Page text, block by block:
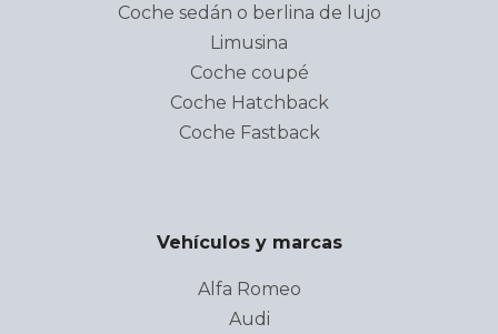
Coche sedán o berlina de lujo
Limusina
Coche coupé
Coche Hatchback
Coche Fastback
Vehículos y marcas
Alfa Romeo
Audi